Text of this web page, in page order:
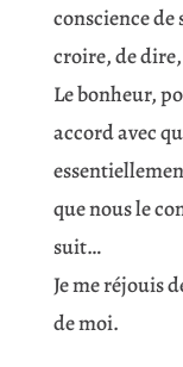
conscience de
croire, de
Le bonheur,
accord avec
que nous le
suit…
Je me réjouis
de moi.